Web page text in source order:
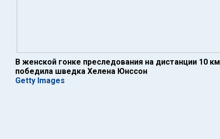
В женской гонке преследования на дистанции 10
победила шведка Хелена Юнссон
Getty Images